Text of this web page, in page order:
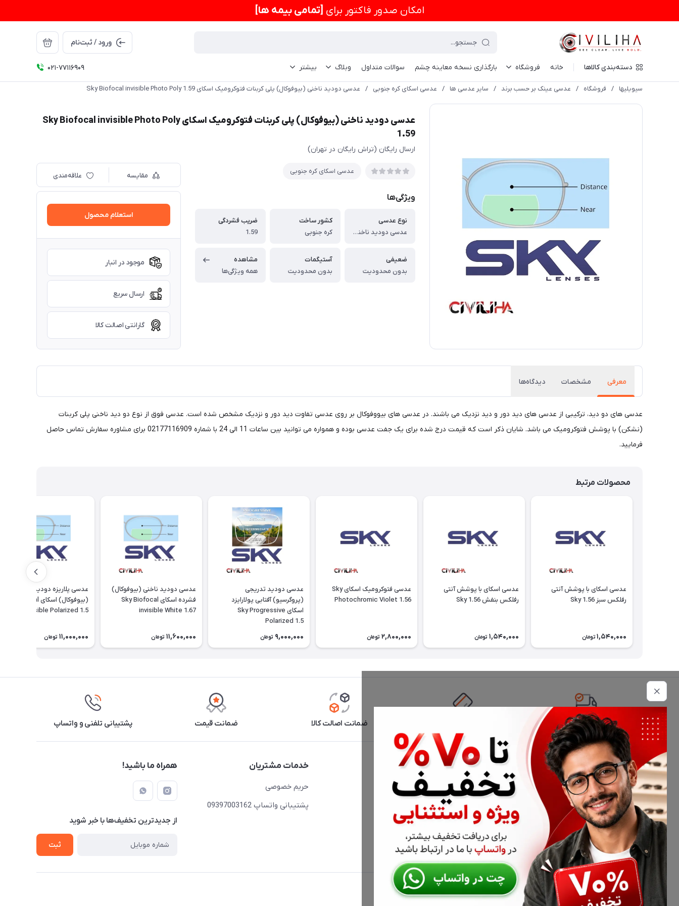
امكان صدور فاکتور برای [تمامی بیمه ها]
ورود / ثبت‌نام
دسته‌بندی کالاها خانه فروشگاه بارگذاری نسخه معاینه چشم سوالات متداول وبلاگ بیشتر 021-77116909
سیویلیها / فروشگاه / عدسی عینک بر حسب برند / سایر عدسی ها / عدسی اسکای کره جنوبی / عدسی دودید ناخنی (بیوفوکال) پلی کربنات فتوکرومیک اسکای Sky Biofocal invisible Photo Poly 1.59
عدسی دودید ناخنی (بیوفوکال) پلی کربنات فتوکرومیک اسکای Sky Biofocal invisible Photo Poly
1.59
ارسال رایگان (تراش رایگان در تهران)
عدسی اسکای کره جنوبی
ویژگی‌ها
نوع عدسی
عدسی دودید ناخنی (بیوفوکال) پلی کربنات فتوکرومیک اسکای Sky Biofocal Photo Poly 1.59
کشور ساخت
کره جنوبی
ضریب فشردگی
1.59
ضعیفی
بدون محدودیت
آستیگمات
بدون محدودیت
مشاهده
همه ویژگی‌ها
مقایسه علاقه‌مندی
استعلام محصول
موجود در انبار
ارسال سریع
گارانتی اصالت کالا
معرفی مشخصات دیدگاه‌ها
عدسی های دو دید، ترکیبی از عدسی های دید دور و دید نزدیک می باشند. در عدسی های بیووفوکال بر روی عدسی تفاوت دید دور و نزدیک مشخص شده است. عدسی فوق از نوع دو دید ناخنی پلی کربنات
(نشکن) با پوشش فتوکرومیک می باشد. شایان ذکر است که قیمت درج شده برای یک جفت عدسی بوده و همواره می توانید بین ساعات 11 الی 24 با شماره 02177116909 برای مشاوره سفارش تماس حاصل
فرمایید.
محصولات مرتبط
عدسی اسکای با پوشش آنتی
رفلکس سبز Sky 1.56
1,540,000 تومان
عدسی اسکای با پوشش آنتی
رفلکس بنفش Sky 1.56
1,540,000 تومان
عدسی فتوکرومیک اسکای Sky
Photochromic Violet 1.56
2,800,000 تومان
عدسی دودید تدریجی
(پروگرسیو) آفتابی پولارایزد
اسکای Sky Progressive
Polarized 1.5
9,000,000 تومان
عدسی دودید ناخنی (بیوفوکال)
فشرده اسکای Sky Biofocal
invisible White 1.67
11,600,000 تومان
عدسی پلاریزه دودید ناخنی
(بیوفوکال) اسکای Sky Biofocal
invisible Polarized 1.5
11,000,000 تومان
تحویل اکسپرس ضمانت اصالت کالا ضمانت قیمت پشتیبانی تلفنی و واتساپ
اطلاعات تماس
02177116909
info@civiliha.com
ارسال فوری در تهران + ارسال به سراسر کشور
دسترسی سریع
حساب کاربری
مجله فروشگاه
لیست محصولات
درباره ما
خدمات مشتریان
حریم خصوصی
پشتیبانی واتساپ 09397003162
همراه ما باشید!
از جدید‌ترین تخفیف‌ها با‌ خبر شوید
ثبت
درباره فروشگاه عینک و عدسی سیویلیها